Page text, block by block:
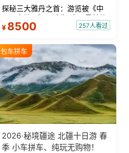
探秘三大雅丹之首：游览被《中
国国家地理》评选为“中国最美的
三大雅丹”第一名的克拉玛依魔鬼
瓦人最大村落——禾木村，欣赏
晨雾与小木...
¥ 8500 257人看过
包车拼车
2026·秘境疆途 北疆十日游 春
季 小车拼车、纯玩无购物！